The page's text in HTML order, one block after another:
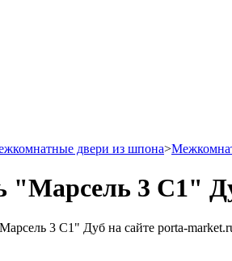
двери из шпона>
"Марсель 3 С1"